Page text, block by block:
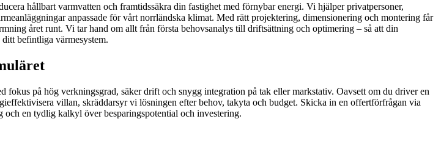
hållbart varmvatten och framtidssäkra din fastighet med förnybar energi. Vi hjälper privatpersoner,
anpassade för vårt norrländska klimat. Med rätt projektering, dimensionering och montering får
året runt. Vi tar hand om allt från första behovsanalys till driftsättning och optimering – så att din
befintliga värmesystem.
på hög verkningsgrad, säker drift och snygg integration på tak eller markstativ. Oavsett om du driver en
villan, skräddarsyr vi lösningen efter behov, takyta och budget. Skicka in en offertförfrågan via
en tydlig kalkyl över besparingspotential och investering.